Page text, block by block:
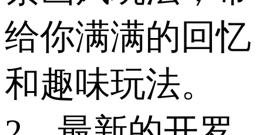
给你满满的回忆
和趣味玩法。